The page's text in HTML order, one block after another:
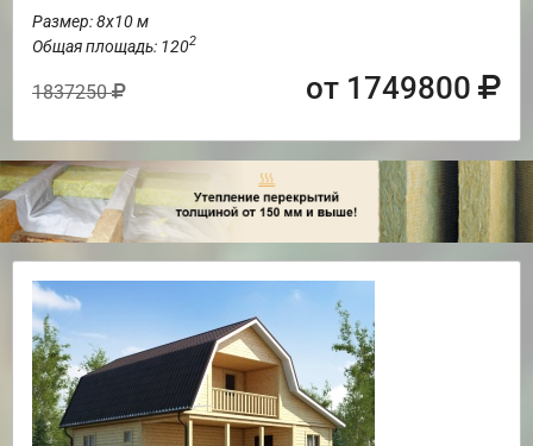
Размер: 8х10 м
Общая площадь: 1202
1837250 от 1749800